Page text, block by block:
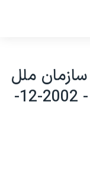
ملل
متحد با دانشمندان عراقی - 2002-12-